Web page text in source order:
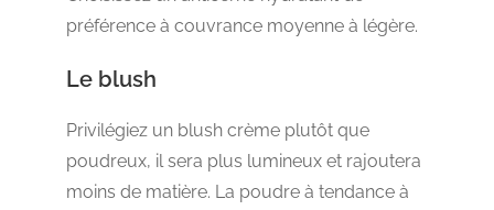
préférence à couvrance moyenne à légère.
Le blush
Privilégiez un blush crème plutôt que
poudreux, il sera plus lumineux et rajoutera
moins de matière. La poudre à tendance à